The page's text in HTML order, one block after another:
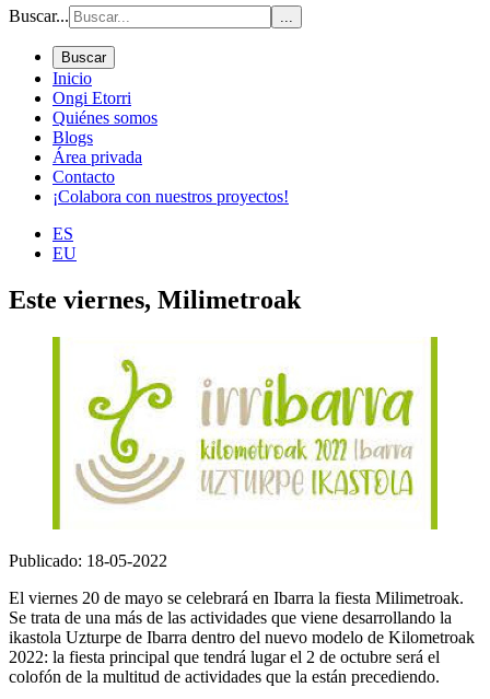
Buscar... ...
Buscar
Inicio
Ongi Etorri
Quiénes somos
Blogs
Área privada
Contacto
¡Colabora con nuestros proyectos!
ES
EU
Este viernes, Milimetroak
Publicado: 18-05-2022
El viernes 20 de mayo se celebrará en Ibarra la fiesta Milimetroak.
Se trata de una más de las actividades que viene desarrollando la
ikastola Uzturpe de Ibarra dentro del nuevo modelo de Kilometroak
2022: la fiesta principal que tendrá lugar el 2 de octubre será el
colofón de la multitud de actividades que la están precediendo.